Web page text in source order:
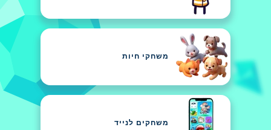
משחקי חיות
משחקים לנייד